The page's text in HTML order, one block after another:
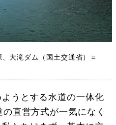
大滝ダム（国土交通省）＝
うとする水道の一体化
直営方式が一気になく